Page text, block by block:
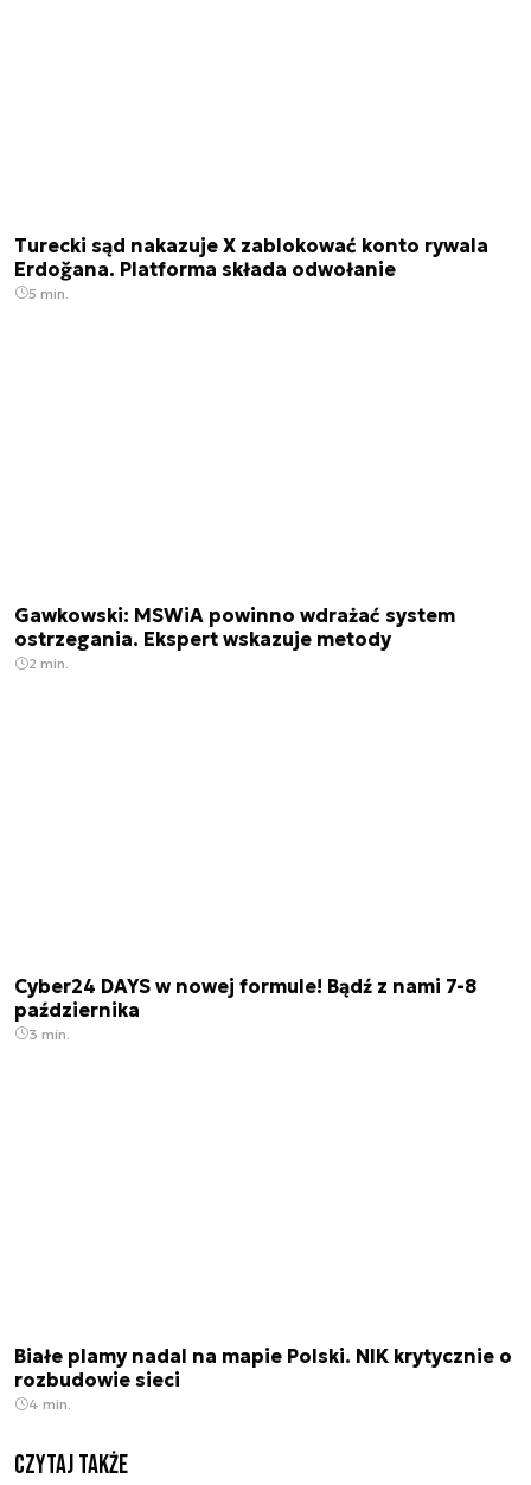
Turecki sąd nakazuje X zablokować konto rywala
Erdoğana. Platforma składa odwołanie
5 min.
Gawkowski: MSWiA powinno wdrażać system
ostrzegania. Ekspert wskazuje metody
2 min.
Cyber24 DAYS w nowej formule! Bądź z nami 7-8
października
3 min.
Białe plamy nadal na mapie Polski. NIK krytycznie o
rozbudowie sieci
4 min.
Czytaj także